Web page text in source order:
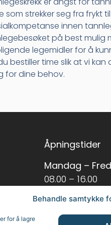
Behandle samtykke
for å lagre
som strekker seg fra frykt
innen
på best mulig
legemidler for å
bestiller time slik at vi
for dine behov.
Åpningstider
Mandag –
08.00 – 16.00
Lørdag –
Stengt